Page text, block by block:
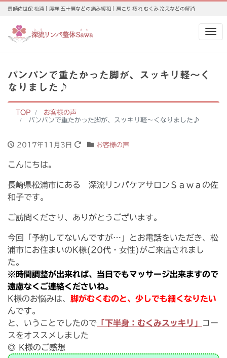
長崎佐世保 松浦｜腰痛 五十肩などの痛み緩和｜肩こり 疲れ むくみ 冷えなどの解消
パンパンで重たかった脚が、スッキリ軽～く
なりました♪
TOP
お客様の声
パンパンで重たかった脚が、スッキリ軽～くなりました♪
2017年11月3日 お客様の声
こんにちは。
長崎県松浦市にある 深流リンパケアサロンＳａｗａの佐
和子です。
ご訪問くださり、ありがとうございます。
今回「予約してないんですが…」とお電話をいただき、松
浦市にお住まいのK様(20代・女性)がご来店されまし
た。
※時間調整が出来れば、当日でもマッサージ出来ますので
遠慮なくご連絡くださいね。
K様のお悩みは、 脚がむくむのと、少しでも細くなりたい
んです。
と、いうことでしたので 「下半身：むくみスッキリ」
コー
スをオススメしました
◎ K様のご感想